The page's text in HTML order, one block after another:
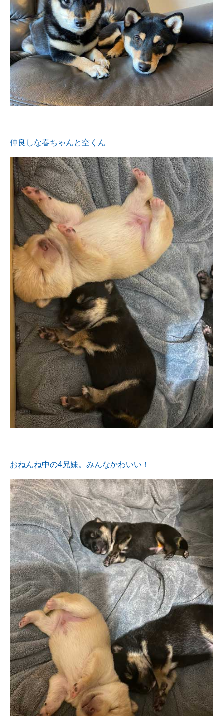
仲良しな春ちゃんと空くん
おねんね中の4兄妹。みんなかわいい！